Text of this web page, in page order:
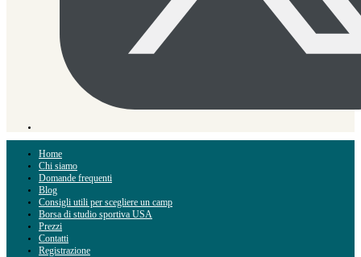
Home
Chi siamo
Domande frequenti
Blog
Consigli utili per scegliere un camp
Borsa di studio sportiva USA
Prezzi
Contatti
Registrazione